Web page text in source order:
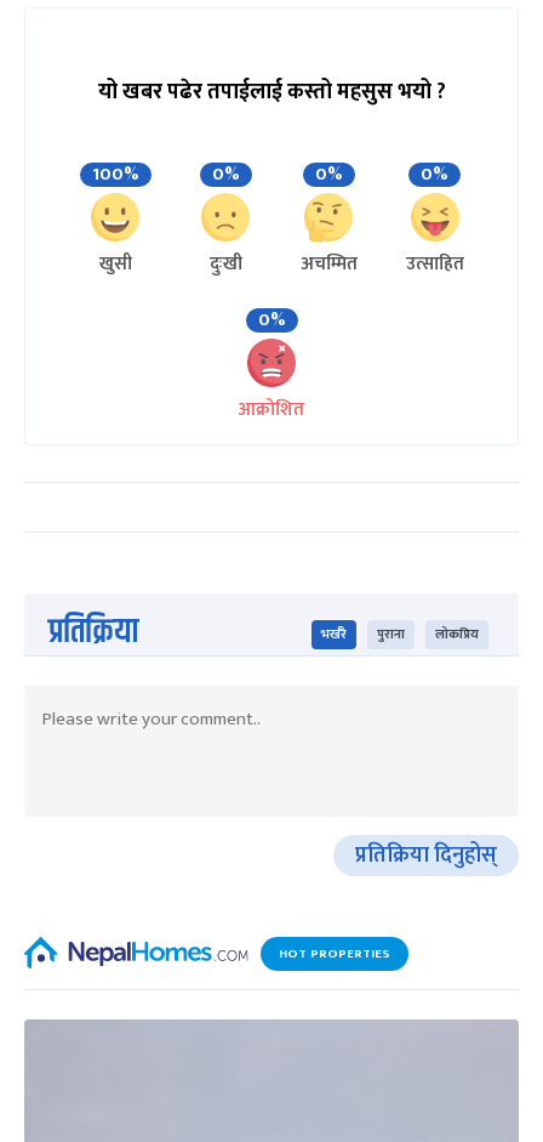
यो खबर पढेर तपाईलाई कस्तो महसुस भयो ?
100%
खुसी
0%
दुःखी
0%
अचम्मित
0%
उत्साहित
0%
आक्रोशित
प्रतिक्रिया भर्खरै पुराना लोकप्रिय
प्रतिक्रिया दिनुहोस्
HOT PROPERTIES